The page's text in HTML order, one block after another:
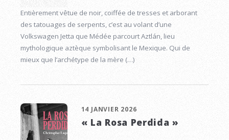
Entièrement vêtue de noir, coiffée de tresses et arborant
des tatouages de serpents, c’est au volant d’une
Volkswagen Jetta que Médée parcourt Aztlán, lieu
mythologique aztèque symbolisant le Mexique. Qui de
mieux que l’archétype de la mère (…)
14 JANVIER 2026
« La Rosa Perdida »